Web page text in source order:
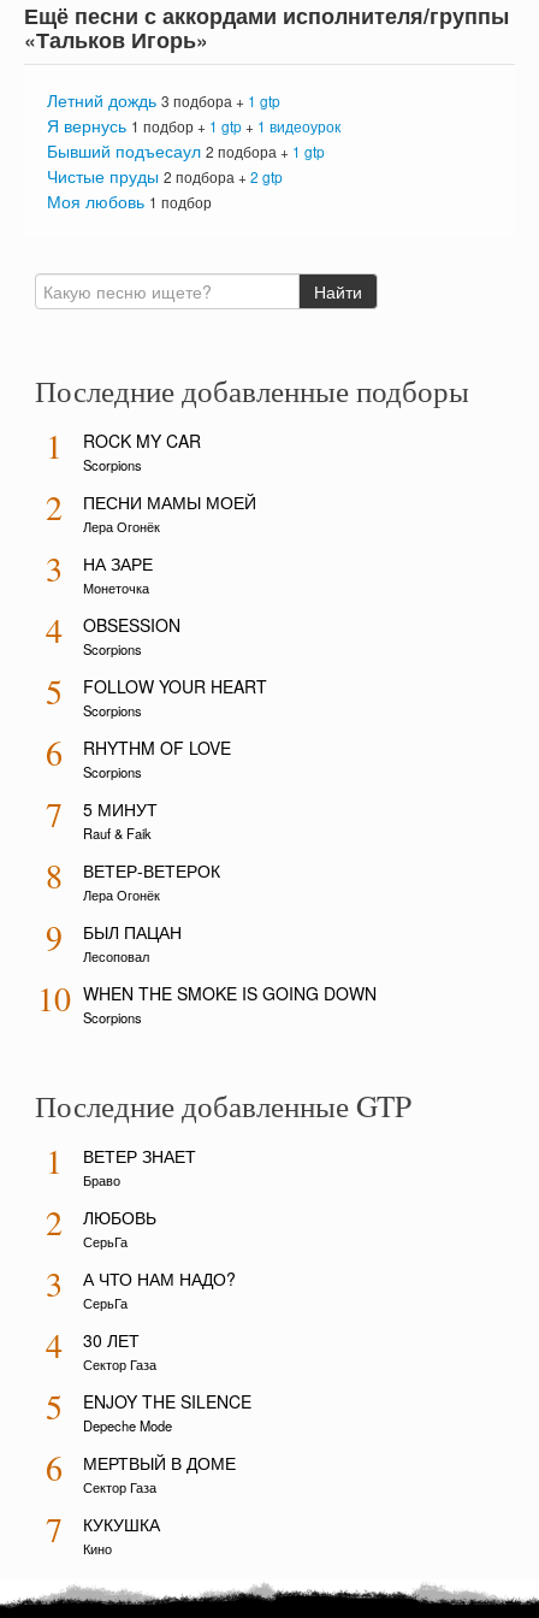
Ещё песни с аккордами исполнителя/группы
«Тальков Игорь»
Летний дождь 3 подбора + 1 gtp
Я вернусь 1 подбор + 1 gtp+ 1 видеоурок
Бывший подъесаул 2 подбора + 1 gtp
Чистые пруды 2 подбора + 2 gtp
Моя любовь 1 подбор
Последние добавленные подборы
1 ROCK MY CAR
Scorpions
2 ПЕСНИ МАМЫ МОЕЙ
Лера Огонёк
3 НА ЗАРЕ
Монеточка
4 OBSESSION
Scorpions
5 FOLLOW YOUR HEART
Scorpions
6 RHYTHM OF LOVE
Scorpions
7 5 МИНУТ
Rauf & Faik
8 ВЕТЕР-ВЕТЕРОК
Лера Огонёк
9 БЫЛ ПАЦАН
Лесоповал
10 WHEN THE SMOKE IS GOING DOWN
Scorpions
Последние добавленные GTP
1 ВЕТЕР ЗНАЕТ
Браво
2 ЛЮБОВЬ
СерьГа
3 А ЧТО НАМ НАДО?
СерьГа
4 30 ЛЕТ
Сектор Газа
5 ENJOY THE SILENCE
Depeche Mode
6 МЕРТВЫЙ В ДОМЕ
Сектор Газа
7 КУКУШКА
Кино